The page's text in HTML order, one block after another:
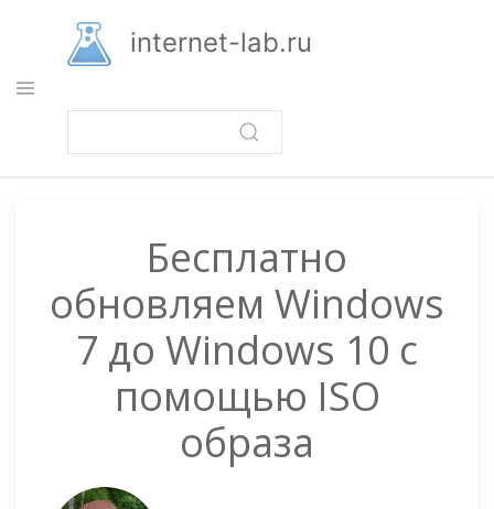
основному
содержанию
internet-lab.ru
Бесплатно
обновляем Windows
7 до Windows 10 с
помощью ISO
образа